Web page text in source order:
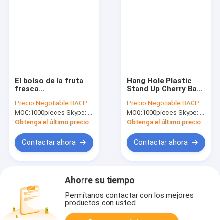
El bolso de la fruta
fresca
cierre en la parte
superior se levanta el
bolso para Cherry
la uva del resbalador,
bolso de la cereza,
Precio:Negotiable BAGPLASTICS@YAHOO.COM
MOQ:1000pieces Skype: mydearneil
Obtenga el último precio
Contactar ahora
Hang Hole Plastic
Stand Up Cherry Bag
fruta fresca
(cereza/Lichi/uva),
bolso de pie
fruta Pac
Precio:Negotiable BAGPLASTICS@YAHOO.COM
MOQ:1000pieces Skype: mydearneil
Obtenga el último precio
Contactar ahora
Ahorre su tiempo
Permítanos contactar con los mejores
productos con usted.